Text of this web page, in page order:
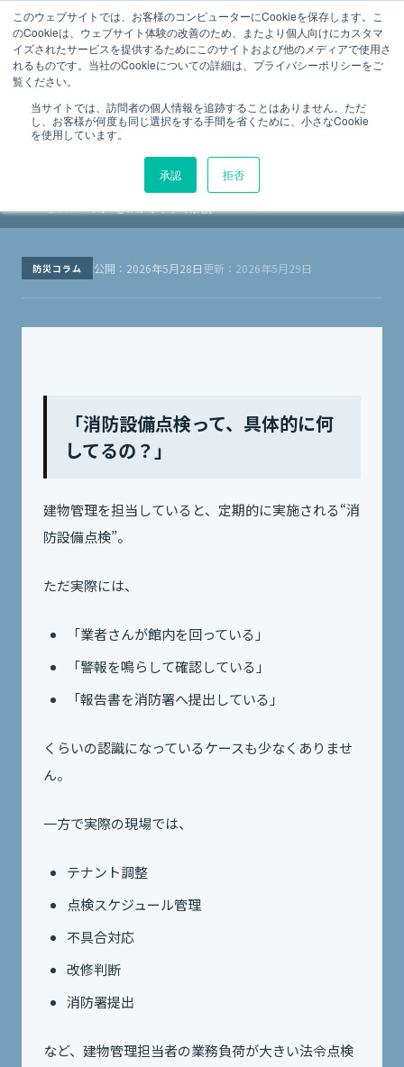
このウェブサイトでは、お客様のコンピューターにCookieを保存します。こ
のCookieは、ウェブサイト体験の改善のため、またより個人向けにカスタマ
イズされたサービスを提供するためにこのサイトおよび他のメディアで使用さ
れるものです。当社のCookieについての詳細は、プライバシーポリシーをご
覧ください。
当サイトでは、訪問者の個人情報を追跡することはありません。ただ
し、お客様が何度も同じ選択をする手間を省くために、小さなCookie
を使用しています。
承認 拒否
法令点検の総合プラットフォーム
スマテンMagazine
Menu
防災コラム
建物管理担当者向け｜消防設備点検っ
て“結局何をしているのか”をわかりやす
く解説
ラム
建物管理担当者向け｜消防設備点検って“結局何をしている
のか”をわかりやすく解説
防災コラム 公開：2026年5月28日更新：2026年5月29日
「消防設備点検って、具体的に何
してるの？」
建物管理を担当していると、定期的に実施される“消
防設備点検”。
ただ実際には、
「業者さんが館内を回っている」
「警報を鳴らして確認している」
「報告書を消防署へ提出している」
くらいの認識になっているケースも少なくありませ
ん。
一方で実際の現場では、
テナント調整
点検スケジュール管理
不具合対応
改修判断
消防署提出
など、建物管理担当者の業務負荷が大きい法令点検